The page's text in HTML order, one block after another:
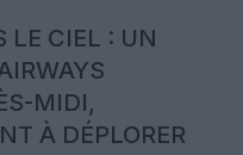
LE CIEL : UN
MIDI,
À DÉPLORER